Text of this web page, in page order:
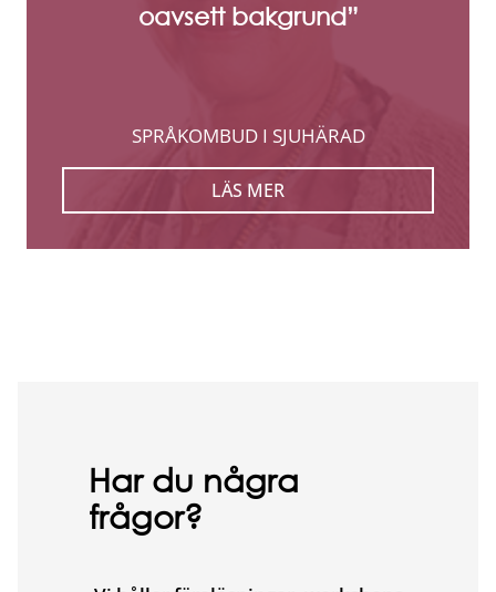
oavsett bakgrund”
SPRÅKOMBUD I SJUHÄRAD
LÄS MER
Har du några
frågor?